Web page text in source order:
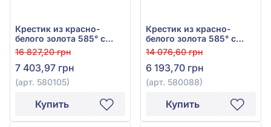
Крестик из красно-
белого золота 585° с
фианитом, арт. 580105
16 827,20 грн
7 403,97 грн
(арт. 580105)
Купить
Крестик из красно-
белого золота 585° с
фианитом, арт. 580088
14 076,60 грн
6 193,70 грн
(арт. 580088)
Купить